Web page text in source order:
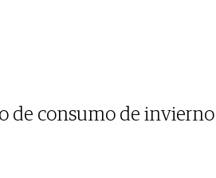
de consumo de invierno